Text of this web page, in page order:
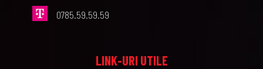
0785.59.59.59
LINK-URI UTILE